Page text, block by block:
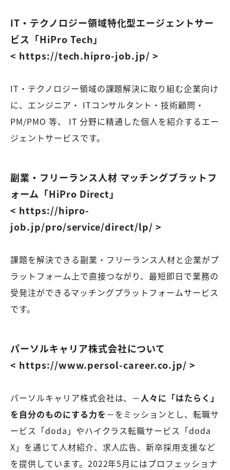
IT・テクノロジー領域特化型エージェントサー
ビス「HiPro Tech」
< https://tech.hipro-job.jp/ >
IT・テクノロジー領域の課題解決に取り組む企業向け
に、エンジニア・ ITコンサルタント・技術顧問・
PM/PMO 等、 IT 分野に精通した個人を紹介するエー
ジェントサービスです。
副業・フリーランス人材 マッチングプラットフ
ォーム「HiPro Direct」
< https://hipro-
job.jp/pro/service/direct/lp/ >
課題を解決できる副業・フリーランス人材と企業がプ
ラットフォーム上で直接つながり、最短即日で業務の
受発注ができるマッチングプラットフォームサービス
です。
パーソルキャリア株式会社について
< https://www.persol-career.co.jp/ >
パーソルキャリア株式会社は、－人々に「はたらく」
を自分のものにする力を－をミッションとし、転職サ
ービス「doda」やハイクラス転職サービス「doda
X」を通じて人材紹介、求人広告、新卒採用支援など
を提供しています。2022年5月にはプロフェッショナ